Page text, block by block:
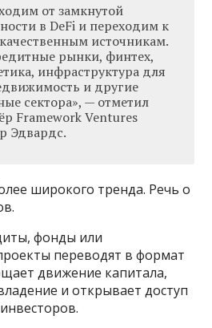
от замкнутой
в DeFi и переходим к
источникам.
рынки, финтех,
инфраструктура для
и другие
сектора», — отметил
Framework Ventures
Эдвардс.
широкого тренда. Речь о
фонды или
переводят в формат
движение капитала,
и открывает доступ